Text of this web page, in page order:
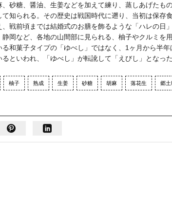
砂糖、醤油、生姜などを加えて練り、蒸しあげたも
知られる。その歴史は戦国時代に遡り、当初は保存
戦前頃までは結婚式のお膳を飾るような「ハレの日
岡など、各地の山間部に見られる、柚子やクルミを
和菓子タイプの「ゆべし」ではなく、1ヶ月から半年
といわれ、「ゆべし」が転訛して「えびし」となった
柚子 熟成 生姜 砂糖 胡麻 落花生 郷土